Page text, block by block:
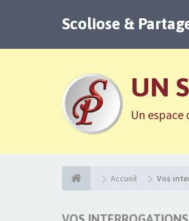
Scoliose &
UN
Un espace
Accueil Vos